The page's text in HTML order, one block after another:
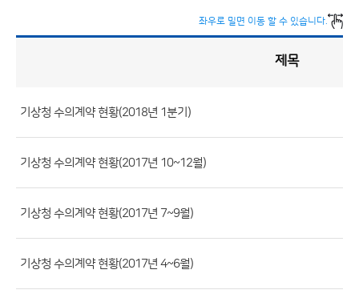
좌우로 밀면 이동 할 수 있습니다.
현
황
게
시
호,
분
류,
제목
기상청 수의계약 현황(2018년 1분기)
기상청 수의계약 현황(2017년 10~12월)
기상청 수의계약 현황(2017년 7~9월)
기상청 수의계약 현황(2017년 4~6월)